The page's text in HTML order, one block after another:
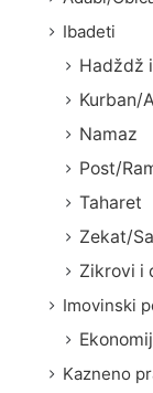
Ibadeti
Hadždž
Kurban/
Namaz
Post/
Taharet
Zekat/
Zikrovi i
Imovinski
Kazneno